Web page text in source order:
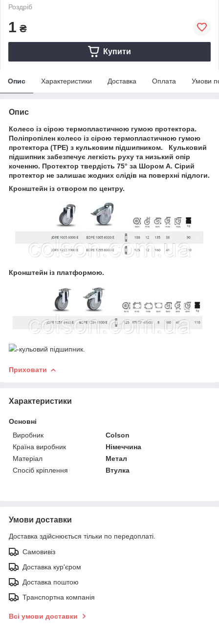
Роздріб
1 ₴
Купити
Опис Характеристики Доставка Оплата Умови
Опис
Колесо із сірою термопластичною гумою протектора.
Поліпропілен колесо із сірою термопластичною гумою
протектора (TPE) з кульковим підшипником. Кульковий
підшипник забезпечує легкість руху та низький опір
коченню. Протектор твердість 75° за Шором А. Сірий
протектор не залишає жодних слідів на поверхні підлоги.
Кронштейн із отвором по центру.
Кронштейн із платформою.
-кульовий підшипник.
Приховати
Характеристики
Основні
Виробник
Colson
Країна виробник
Німеччина
Матеріал
Метал
Спосіб кріплення
Втулка
Умови доставки
Доставка здійснюється тільки по передоплаті.
Самовивіз
Доставка кур'єром
Доставка поштою
Транспортна компанія
Всі умови доставки